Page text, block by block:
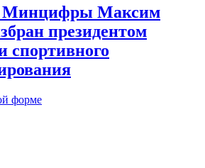
Минцифры Максим
президентом
спортивного
форме